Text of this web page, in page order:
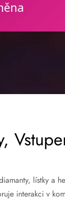
lístky a
interakci v